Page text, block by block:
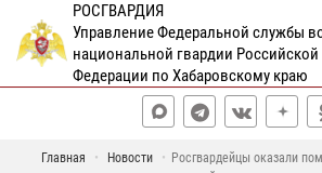
РОСГВАРДИЯ
Управление Федеральной службы
национальной гвардии Российской
Федерации по Хабаровскому краю
Главная Новости
Росгвардейцы оказали